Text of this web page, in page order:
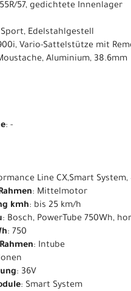
57, gedichtete Innenlager
Edelstahlgestell​
Vario-Sattelstütze mit
Aluminium, 38.6mm
: -
Line CX,Smart System,
: Mittelmotor
kmh: bis 25 km/h
: Bosch, PowerTube 750Wh,
: 750
: Intube
: 36V
: Smart System